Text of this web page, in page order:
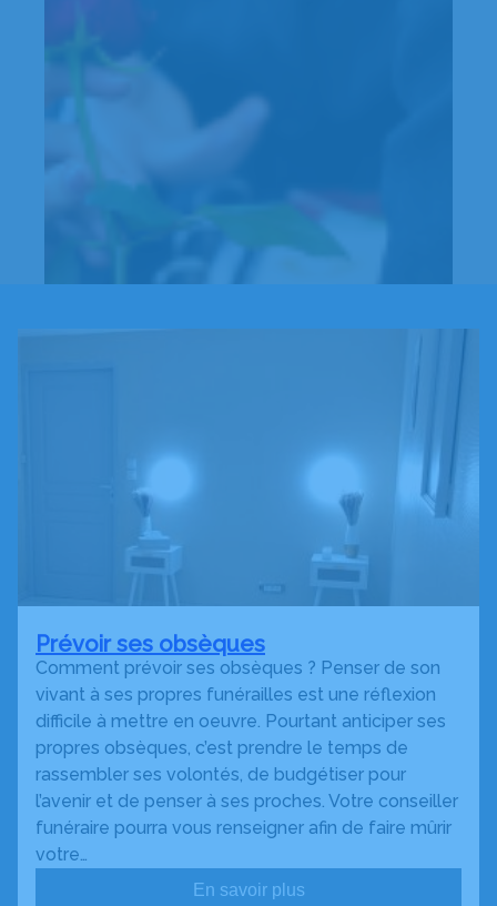
Prévoir ses obsèques
Comment prévoir ses obsèques ? Penser de son
vivant à ses propres funérailles est une réflexion
difficile à mettre en oeuvre. Pourtant anticiper ses
propres obsèques, c’est prendre le temps de
rassembler ses volontés, de budgétiser pour
l’avenir et de penser à ses proches. Votre conseiller
funéraire pourra vous renseigner afin de faire mûrir
votre…
En savoir plus